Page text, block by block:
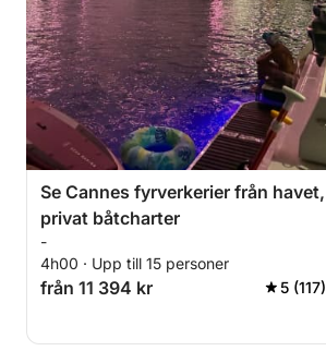
Se Cannes fyrverkerier från havet,
privat båtcharter
-
4h00 · Upp till 15 personer
från 11 394 kr 5 (117)